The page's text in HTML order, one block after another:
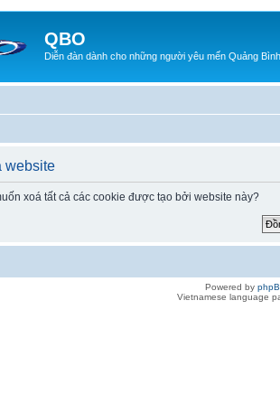
QBO
Diễn đàn dành cho những người yêu mến Quảng Bình
website
xoá tất cả các cookie được tạo bởi website này?
Powered by
Vietnamese language